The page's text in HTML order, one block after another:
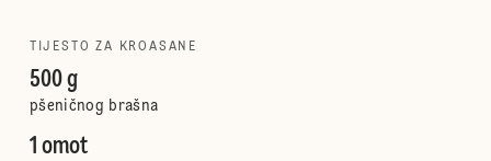
TIJESTO ZA KROASANE
500 g
pšeničnog brašna
1 omot